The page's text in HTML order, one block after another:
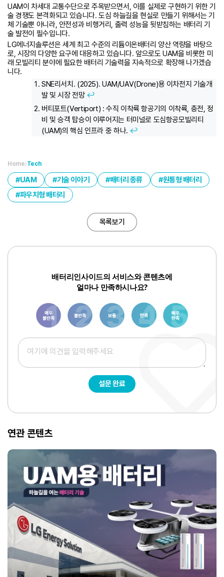
UAM이 차세대 교통수단으로 주목받으면서, 이를 실제로 구현하기 위한 기
술 경쟁도 본격화되고 있습니다. 도심 하늘길을 현실로 만들기 위해서는 기
체 기술뿐 아니라, 안전성과 비행거리, 출력 성능을 뒷받침하는 배터리 기
술 발전이 필수입니다.
LG에너지솔루션은 세계 최고 수준의 리튬이온배터리 양산 역량을 바탕으
로, 시장의 다양한 요구에 대응하고 있습니다. 앞으로도 UAM을 비롯한 미
래 모빌리티 분야에 필요한 배터리 기술력을 지속적으로 확장해 나가겠습
니다.
SNE리서치. (2025). UAM/UAV(Drone)용 이차전지 기술개
발 및 시장 전망 ↩︎
버티포트(Vertiport) : 수직 이착륙 항공기의 이착륙, 충전, 정
비 및 승객 탑승이 이루어지는 터미널로 도심항공모빌리티
(UAM)의 핵심 인프라 중 하나. ↩︎
Home Tech
UAM 기술 이야기 배터리 종류
원통형 배터리
파우치형 배터리
목록보기
배터리인사이드의 서비스와 콘텐츠에
얼마나 만족하시나요?
1 3 6 8 10
설문 완료
연관 콘텐츠